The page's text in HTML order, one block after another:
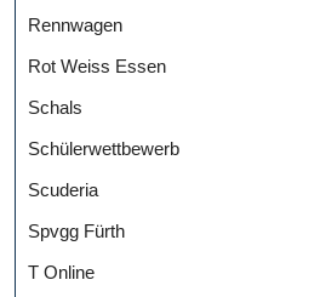
Rennwagen
Rot Weiss Essen
Schals
Schülerwettbewerb
Scuderia
Spvgg Fürth
T Online